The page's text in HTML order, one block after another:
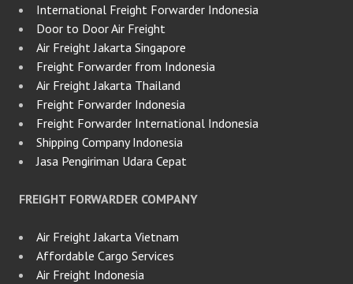
International Freight Forwarder Indonesia
Door to Door Air Freight
Air Freight Jakarta Singapore
Freight Forwarder from Indonesia
Air Freight Jakarta Thailand
Freight Forwarder Indonesia
Freight Forwarder International Indonesia
Shipping Company Indonesia
Jasa Pengiriman Udara Cepat
FREIGHT FORWARDER COMPANY
Air Freight Jakarta Vietnam
Affordable Cargo Services
Air Freight Indonesia